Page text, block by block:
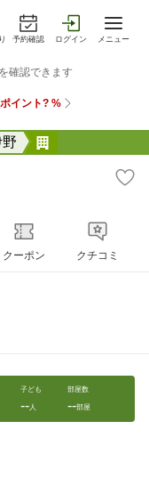
予約確認 ログイン メニュー
クーポン クチコミ
子ども
--人
部屋数
--部屋